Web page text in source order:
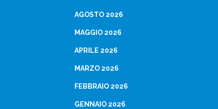
AGOSTO 2026
MAGGIO 2026
APRILE 2026
MARZO 2026
FEBBRAIO 2026
GENNAIO 2026